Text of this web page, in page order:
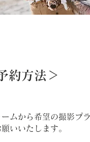
約方法＞
ムから希望の撮影プ
いいたします。